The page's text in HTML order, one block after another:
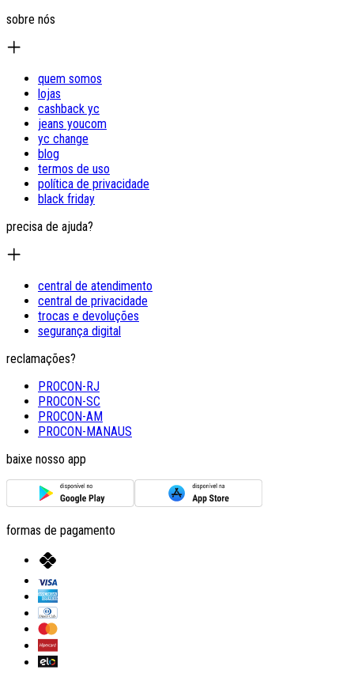
sobre nós
quem somos
lojas
cashback yc
jeans youcom
yc change
blog
termos de uso
política de privacidade
black friday
precisa de ajuda?
central de atendimento
central de privacidade
trocas e devoluções
segurança digital
reclamações?
PROCON-RJ
PROCON-SC
PROCON-AM
PROCON-MANAUS
baixe nosso app
formas de pagamento